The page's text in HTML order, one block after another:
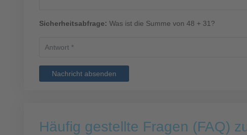
Sicherheitsabfrage: Was ist die Summe von 48 + 31?
Nachricht absenden
Häufig gestellte Fragen (FAQ)